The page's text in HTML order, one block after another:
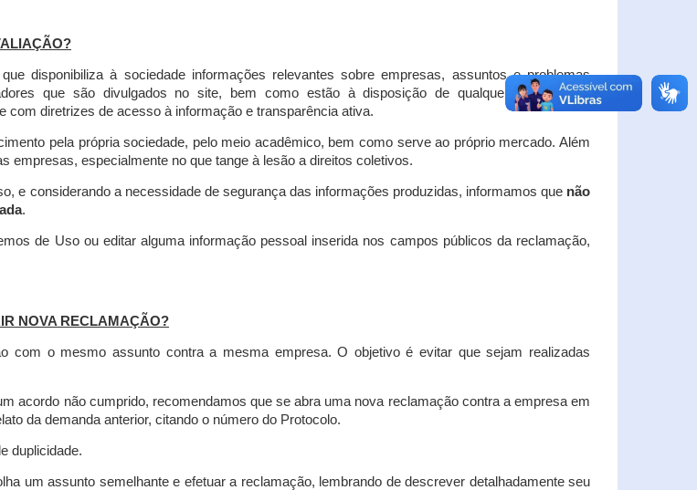
disponibiliza à sociedade informações relevantes sobre empresas, assuntos e problemas
que são divulgados no site, bem como estão à disposição de qualquer interessado,
com diretrizes de acesso à informação e transparência ativa.
pela própria sociedade, pelo meio acadêmico, bem como serve ao próprio mercado. Além
especialmente no que tange à lesão a direitos coletivos.
e considerando a necessidade de segurança das informações produzidas, informamos que não
.
de Uso ou editar alguma informação pessoal inserida nos campos públicos da reclamação,
NOVA RECLAMAÇÃO?
com o mesmo assunto contra a mesma empresa. O objetivo é evitar que sejam realizadas
acordo não cumprido, recomendamos que se abra uma nova reclamação contra a empresa em
da demanda anterior, citando o número do Protocolo.
duplicidade.
um assunto semelhante e efetuar a reclamação, lembrando de descrever detalhadamente seu